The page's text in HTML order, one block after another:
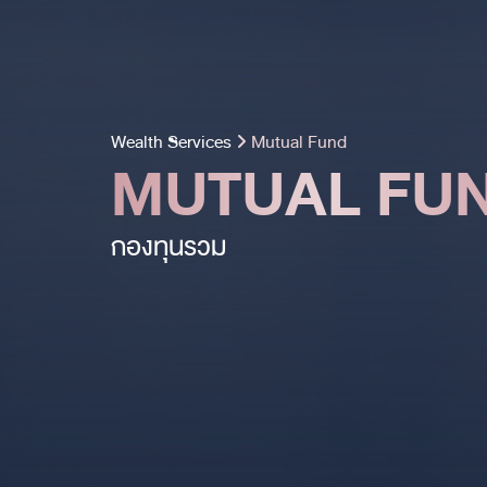
Wealth Services Mutual Fund
MUTUAL
กองทุนรวม